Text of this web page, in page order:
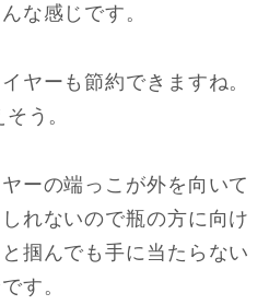
な感じです。
ヤーも節約できますね。
う。
ーの端っこが外を向いて
れないので瓶の方に向け
掴んでも手に当たらない
す。